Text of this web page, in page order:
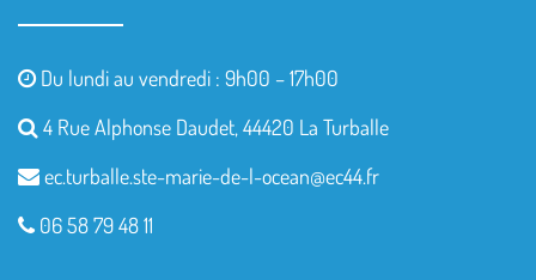
Du lundi au vendredi : 9h00 – 17h00
4 Rue Alphonse Daudet, 44420 La Turballe
ec.turballe.ste-marie-de-l-ocean@ec44.fr
06 58 79 48 11